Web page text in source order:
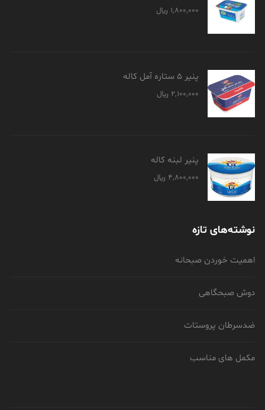
1,800,000 ﷼
پنیر 5 ستاره آمل کاله
2,100,000 ﷼
پنیر لبنه کاله
4,800,000 ﷼
نوشته‌های تازه
اهمیت خوردن صبحانه
دوش صبحگاهی
ضدسرطان پروستات
مکمل های مناسب